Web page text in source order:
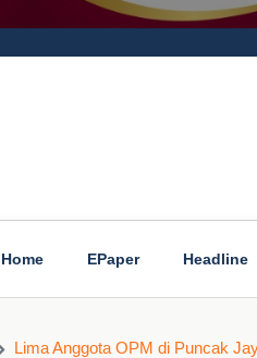
Home EPaper Headline
Lima Anggota OPM di Puncak